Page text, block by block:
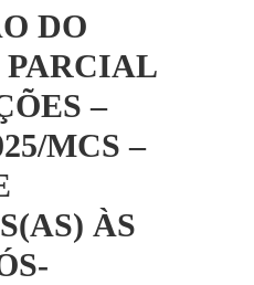
DO
PARCIAL
–
MCS –
ÀS